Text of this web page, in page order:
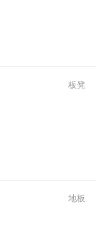
板凳
地板